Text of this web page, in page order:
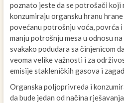
poznato jeste da se potrošači koji
konzumiraju organsku hranu
povećanu potrošnju voća, povrća
manju potrošnju mesa u odnosu
svakako podudara sa činjenicom
veoma velike važnosti i za
emisije stakleničkih gasova i
Organska poljoprivreda i
da bude jedan od načina